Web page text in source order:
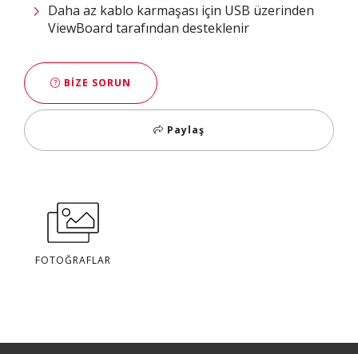
Daha az kablo karmaşası için USB üzerinden
ViewBoard tarafından desteklenir
BIZE SORUN
Paylaş
FOTOĞRAFLAR